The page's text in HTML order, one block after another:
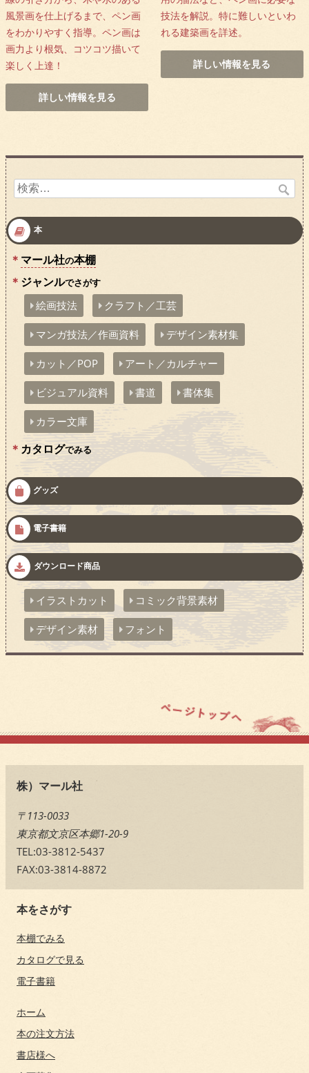
風景画を仕上げるまで、ペン画
をわかりやすく指導。ペン画は
画力より根気、コツコツ描いて
楽しく上達！
詳しい情報を見る
技法を解説。特に難しいといわ
れる建築画を詳述。
詳しい情報を見る
検
本
マール社の本棚
ジャンルでさがす
絵画技法 クラフト／工芸
マンガ技法／作画資料 デザイン素材集
カット／POP アート／カルチャー
ビジュアル資料 書道 書体集
カラー文庫
カタログでみる
グッズ
電子書籍
ダウンロード商品
イラストカット コミック背景素材
デザイン素材 フォント
株）マール社
〒113-0033
東京都文京区本郷1-20-9
TEL:03-3812-5437
FAX:03-3814-8872
本をさがす
本棚でみる
カタログで見る
電子書籍
ホーム
本の注文方法
書店様へ